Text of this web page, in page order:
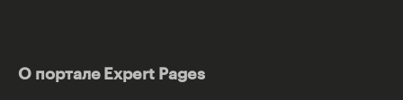
О портале Expert Pages